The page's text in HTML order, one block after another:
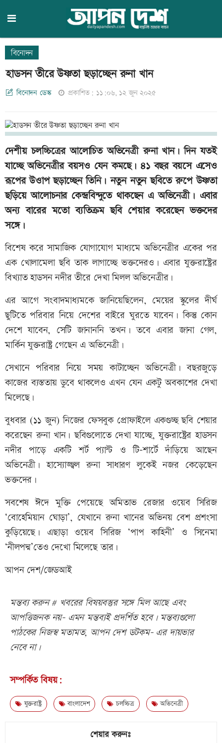
বিনোদন
হাডসন তীরে উষ্ণতা ছড়াচ্ছেন রুনা খান
বিনোদন ডেস্ক প্রকাশিত: ১১:০৬, ১২ জুন ২০২৫
দেশীয় চলচ্চিত্রের আলোচিত অভিনেত্রী রুনা খান। দিন যতই
যাচ্ছে অভিনেত্রীর বয়সও যেন কমছে। ৪১ বছর বয়সে এসেও
রূপের উওাপ ছড়াচ্ছেন তিনি। নতুন নতুন ছবিতে রুপে উষ্ণতা
ছড়িয়ে আলোচনার কেন্দ্রবিন্দুতে থাকছেন এ অভিনেত্রী। এবার
অন্য বারের মতো ব্যতিক্রম ছবি শেয়ার করেছেন ভক্তদের
সঙ্গে।
বিশেষ করে সামাজিক যোগাযোগ মাধ্যমে অভিনেত্রীর একের পর
এক খোলামেলা ছবি তাক লাগাচ্ছে ভক্তদেরও। এবার যুক্তরাষ্ট্রের
বিখ্যাত হাডসন নদীর তীরে দেখা মিলল অভিনেত্রীর।
এর আগে সংবাদমাধ্যমকে জানিয়েছিলেন, মেয়ের স্কুলের দীর্ঘ
ছুটিতে পরিবার নিয়ে দেশের বাইরে ঘুরতে যাবেন। কিন্তু কোন
দেশে যাবেন, সেটি জানাননি তখন। তবে এবার জানা গেল,
মার্কিন যুক্তরাষ্ট্র গেছেন এ অভিনেত্রী।
সেখানে পরিবার নিয়ে সময় কাটাচ্ছেন অভিনেত্রী। বছরজুড়ে
কাজের ব্যস্ততায় ডুবে থাকলেও এখন যেন একটু অবকাশের দেখা
মিলেছে।
বুধবার (১১ জুন) নিজের ফেসবুক প্রোফাইলে একগুচ্ছ ছবি শেয়ার
করেছেন রুনা খান। ছবিগুলোতে দেখা যাচ্ছে, যুক্তরাষ্ট্রের হাডসন
নদীর পাড়ে একটি শর্ট প্যান্ট ও টি-শার্টে দাঁড়িয়ে আছেন
অভিনেত্রী। হাস্যোজ্জ্বল রুনা সাধারণ লুকেই নজর কেড়েছেন
ভক্তদের।
সবশেষ ঈদে মুক্তি পেয়েছে অমিতাভ রেজার ওয়েব সিরিজ
‘বোহেমিয়ান ঘোড়া’, যেখানে রুনা খানের অভিনয় বেশ প্রশংসা
কুড়িয়েছে। এছাড়া ওয়েব সিরিজ ‘পাপ কাহিনী’ ও সিনেমা
‘নীলপদ্ম’তেও দেখো মিলেছে তার।
আপন দেশ/জেডআই
মন্তব্য করুন # খবরের বিষয়বস্তুর সঙ্গে মিল আছে এবং
আপত্তিজনক নয়- এমন মন্তব্যই প্রদর্শিত হবে। মন্তব্যগুলো
পাঠকের নিজস্ব মতামত, আপন দেশ ডটকম- এর দায়ভার
নেবে না।
সম্পর্কিত বিষয়:
যুক্তরাষ্ট্র বাংলাদেশ চলচ্চিত্র অভিনেত্রী
শেয়ার করুনঃ